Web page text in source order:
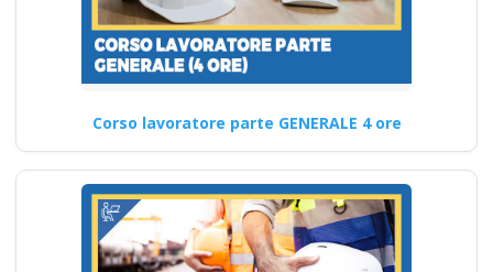
di Lavoro
Aggiornamento normativo per
sicurezza Formazione Mista
sull'Integrazione del…
Continua
Corso lavoratore parte GENERALE 4 ore